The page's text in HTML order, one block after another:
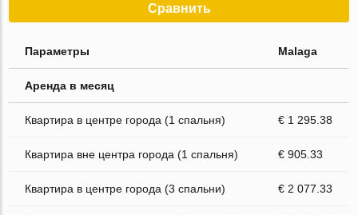
Сравнить
Параметры Malaga
Аренда в месяц
Квартира в центре города (1 спальня) € 1 295.38
Квартира вне центра города (1 спальня) € 905.33
Квартира в центре города (3 спальни) € 2 077.33